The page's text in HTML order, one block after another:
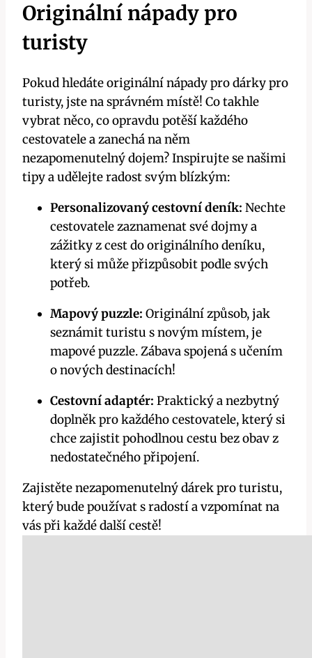
Originální nápady pro
turisty
Pokud hledáte originální nápady pro dárky pro
turisty, jste na správném místě! Co takhle
vybrat něco, co opravdu potěší každého
cestovatele a zanechá na něm
nezapomenutelný dojem? Inspirujte se našimi
tipy a udělejte radost svým blízkým:
Personalizovaný cestovní deník: Nechte
cestovatele zaznamenat své dojmy a
zážitky z cest do originálního deníku,
který si může přizpůsobit podle svých
potřeb.
Mapový puzzle: Originální způsob, jak
seznámit turistu s novým místem, je
mapové puzzle. Zábava spojená s učením
o nových destinacích!
Cestovní adaptér: Praktický a nezbytný
doplněk pro každého cestovatele, který si
chce zajistit pohodlnou cestu bez obav z
nedostatečného připojení.
Zajistěte nezapomenutelný dárek pro turistu,
který bude používat s radostí a vzpomínat na
vás při každé další cestě!